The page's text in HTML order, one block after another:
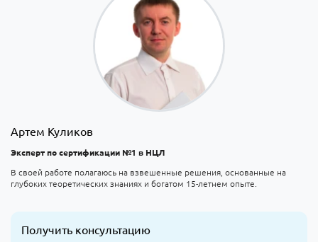
Артем Куликов
Эксперт по сертификации №1 в НЦЛ
В своей работе полагаюсь на взвешенные решения, основанные на
глубоких теоретических знаниях и богатом 15-летнем опыте.
Получить консультацию